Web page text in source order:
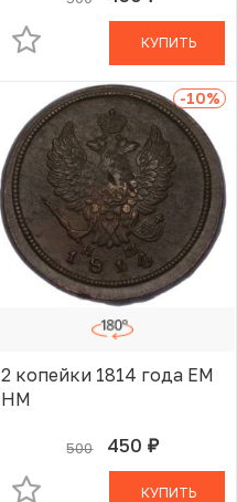
КУПИТЬ
-10%
2 копейки 1814 года ЕМ
НМ
500 450 руб.
В КОРЗИНЕ
КУПИТЬ